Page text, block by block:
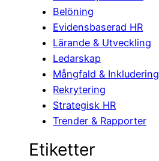
Belöning
Evidensbaserad HR
Lärande & Utveckling
Ledarskap
Mångfald & Inkludering
Rekrytering
Strategisk HR
Trender & Rapporter
Etiketter